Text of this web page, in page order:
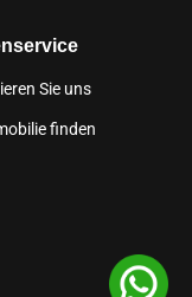
Sie uns
finden